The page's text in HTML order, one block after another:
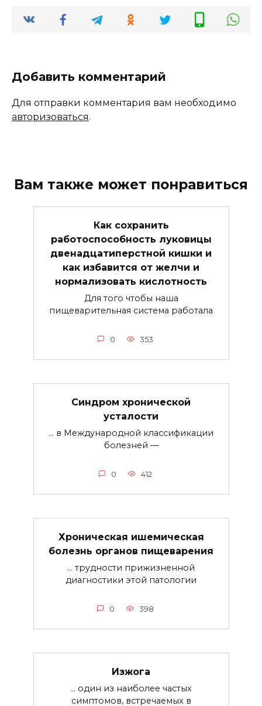
Добавить комментарий
Для отправки комментария вам необходимо
авторизоваться.
Вам также может понравиться
Как сохранить
работоспособность луковицы
двенадцатиперстной кишки и
как избавится от желчи и
нормализовать кислотность
Для того чтобы наша
пищеварительная система работала
0 353
Синдром хронической
усталости
… в Международной классификации
болезней —
0 412
Хроническая ишемическая
болезнь органов пищеварения
… трудности прижизненной
диагностики этой патологии
0 398
Изжога
… один из наиболее частых
симптомов, встречаемых в